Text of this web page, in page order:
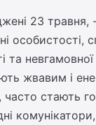
23 травня, -
особистості,
та
жвавим і
стають